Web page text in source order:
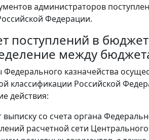
администраторов
Федерации.
поступлений в
между
Федерального казначейства
классификации Российской
действия:
выписку со счета органа
расчетной сети